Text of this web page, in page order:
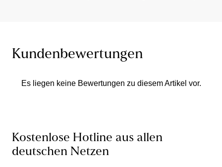
Kundenbewertungen
Es liegen keine Bewertungen zu diesem Artikel vor.
Kostenlose Hotline aus allen
deutschen Netzen